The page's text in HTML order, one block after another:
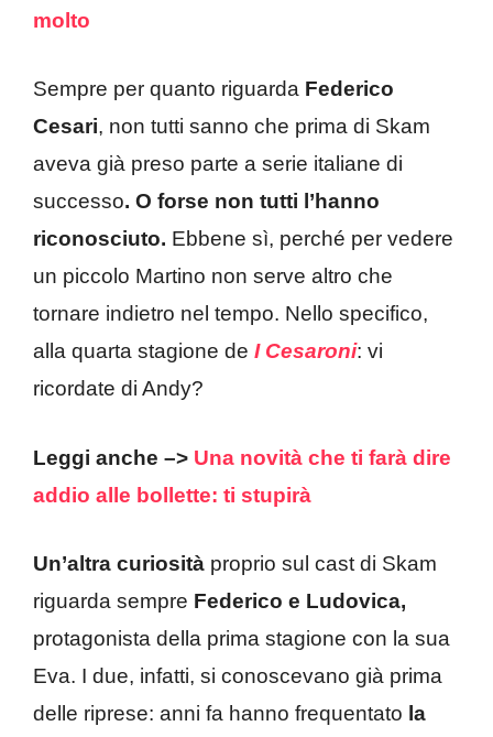
molto
Sempre per quanto riguarda Federico
Cesari, non tutti sanno che prima di Skam
aveva già preso parte a serie italiane di
successo. O forse non tutti l’hanno
riconosciuto. Ebbene sì, perché per vedere
un piccolo Martino non serve altro che
tornare indietro nel tempo. Nello specifico,
alla quarta stagione de I Cesaroni: vi
ricordate di Andy?
Leggi anche –> Una novità che ti farà dire
addio alle bollette: ti stupirà
Un’altra curiosità proprio sul cast di Skam
riguarda sempre Federico e Ludovica,
protagonista della prima stagione con la sua
Eva. I due, infatti, si conoscevano già prima
delle riprese: anni fa hanno frequentato la